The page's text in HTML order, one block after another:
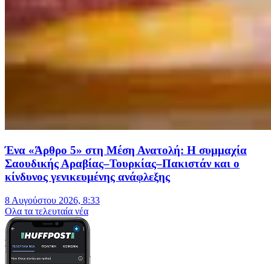
Ένα «Άρθρο 5» στη Μέση Ανατολή: Η συμμαχία
Σαουδικής Αραβίας–Τουρκίας–Πακιστάν και ο
κίνδυνος γενικευμένης ανάφλεξης
8 Αυγούστου 2026, 8:33
Oλα τα τελευταία νέα